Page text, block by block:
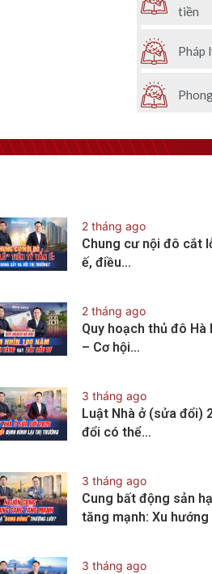
tiền
Pháp
2 tháng ago
Chung cư nội đô cắt
ế, điều…
2 tháng ago
Quy hoạch thủ đô Hà
– Cơ hội…
3 tháng ago
Luật Nhà ở (sửa đổi)
đổi có thể…
3 tháng ago
Cung bất động sản
tăng mạnh: Xu
3 tháng ago